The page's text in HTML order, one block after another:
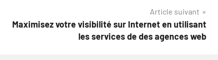
Article suivant
Maximisez votre visibilité sur Internet en utilisant
les services de des agences web